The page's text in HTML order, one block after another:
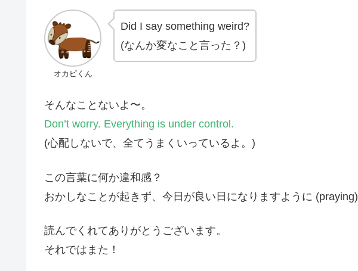
オカピくん
Did I say something weird?
(なんか変なこと言った？)
そんなことないよ〜。
Don’t worry. Everything is under control.
(心配しないで、全てうまくいっているよ。)
この言葉に何か違和感？
おかしなことが起きず、今日が良い日になりますように (praying)
読んでくれてありがとうございます。
それではまた！